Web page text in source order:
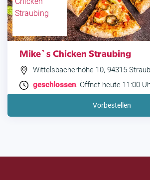
Mike`s Chicken Straubing
Wittelsbacherhöhe 10, 94315
geschlossen. Öffnet heute 11:00
Vorbestellen